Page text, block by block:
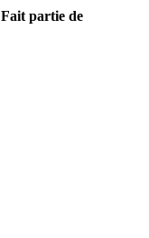
Fait partie de